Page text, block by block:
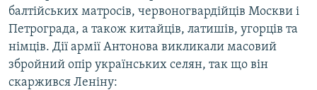
Усі сайти RFE/RL
балтійських матросів, червоногвардійців Москви і
Петрограда, а також китайців, латишів, угорців та
німців. Дії армії Антонова викликали масовий
збройний опір українських селян, так що він
скаржився Леніну: